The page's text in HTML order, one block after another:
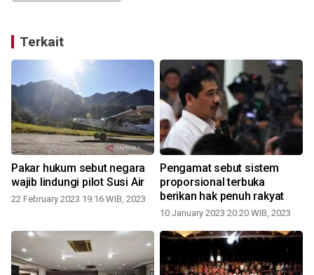
Terkait
Pakar hukum sebut negara
wajib lindungi pilot Susi Air
22 February 2023 19:16 WIB, 2023
Pengamat sebut sistem
proporsional terbuka
berikan hak penuh rakyat
10 January 2023 20:20 WIB, 2023